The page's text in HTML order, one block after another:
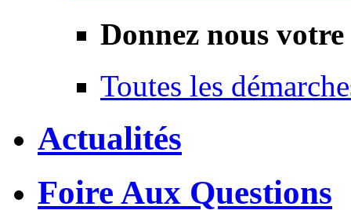
Donnez nous
Toutes les
Actualités
Foire Aux Questions